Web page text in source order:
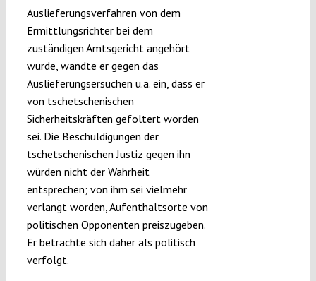
Auslieferungsverfahren von dem
Ermittlungsrichter bei dem
zuständigen Amtsgericht angehört
wurde, wandte er gegen das
Auslieferungsersuchen u.a. ein, dass er
von tschetschenischen
Sicherheitskräften gefoltert worden
sei. Die Beschuldigungen der
tschetschenischen Justiz gegen ihn
würden nicht der Wahrheit
entsprechen; von ihm sei vielmehr
verlangt worden, Aufenthaltsorte von
politischen Opponenten preiszugeben.
Er betrachte sich daher als politisch
verfolgt.